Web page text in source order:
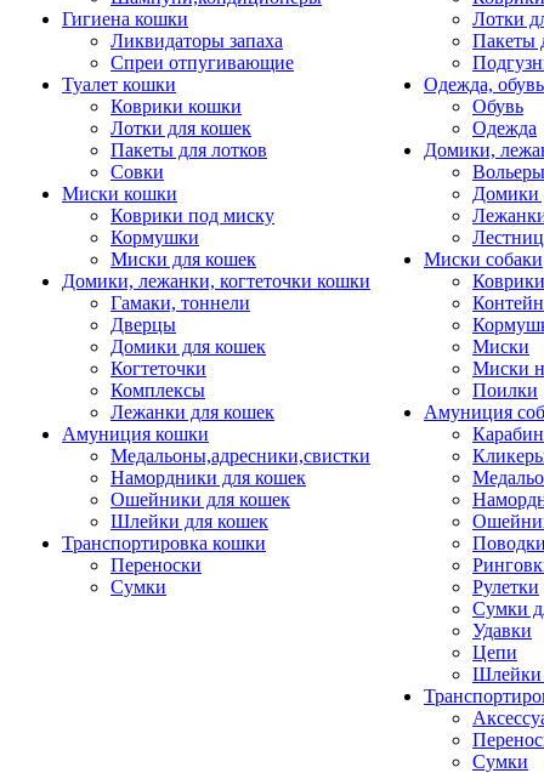
Гигиена кошки
Ликвидаторы запаха
Спреи отпугивающие
Туалет кошки
Коврики кошки
Лотки для кошек
Пакеты для лотков
Совки
Миски кошки
Коврики под миску
Кормушки
Миски для кошек
Домики, лежанки, когтеточки кошки
Гамаки, тоннели
Дверцы
Домики для кошек
Когтеточки
Комплексы
Лежанки для кошек
Амуниция кошки
Медальоны,адресники,свистки
Намордники для кошек
Ошейники для кошек
Шлейки для кошек
Транспортировка кошки
Переноски
Сумки
Лотки
Пакеты
Одежда, обувь
Обувь
Одежда
Домики,
Домики
Миски собаки
Миски
Миски
Поилки
Амуниция
Рулетки
Сумки
Удавки
Цепи
Шлейки
Сумки